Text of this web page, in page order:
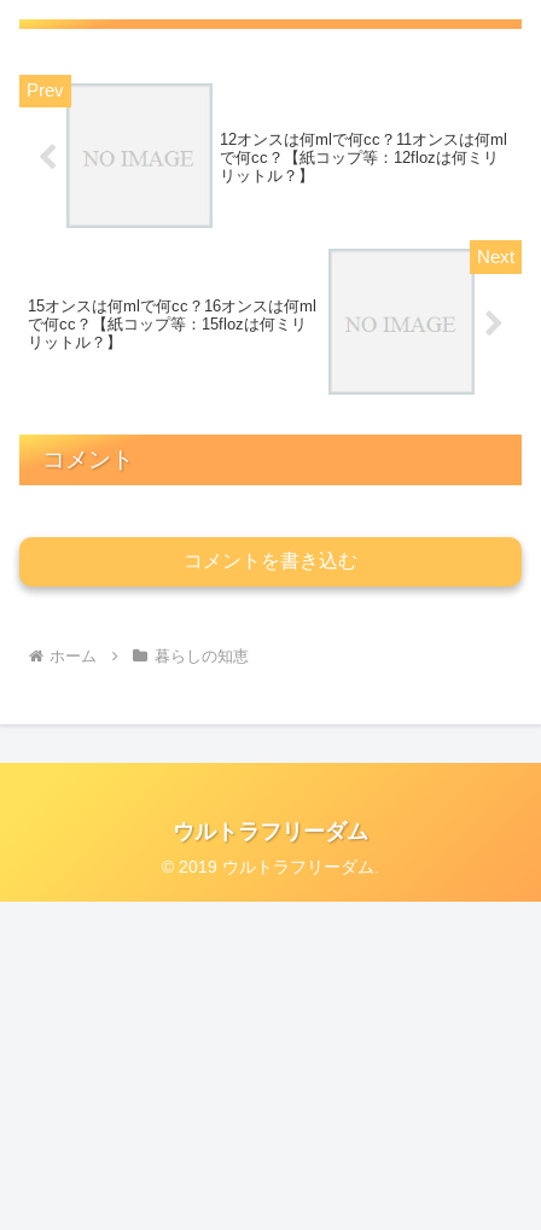
12オンスは何mlで何cc？11オンスは何ml
で何cc？【紙コップ等：12flozは何ミリ
リットル？】
15オンスは何mlで何cc？16オンスは何ml
で何cc？【紙コップ等：15flozは何ミリ
リットル？】
コメント
コメントを書き込む
ホーム 暮らしの知恵
ウルトラフリーダム
© 2019 ウルトラフリーダム.